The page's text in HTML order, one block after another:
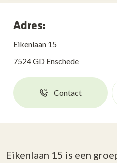
Adres:
Eikenlaan 15
7524 GD Enschede
Contact
Eikenlaan 15 is een